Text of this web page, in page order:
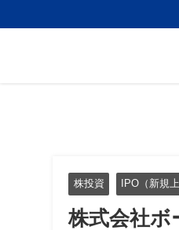
株投資 IPO（新規
株式会社ボ